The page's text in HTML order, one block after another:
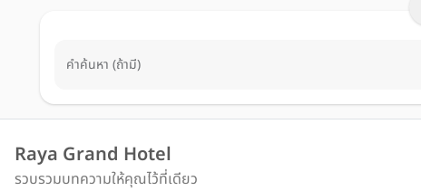
คำค้นหา (ถ้ามี)
Raya Grand Hotel
รวบรวมบทความให้คุณไว้ที่เดียว